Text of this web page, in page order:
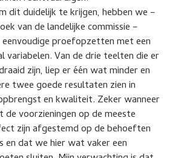
dit duidelijk te krijgen, hebben we –
van de landelijke commissie –
proefopzetten met een
variabelen. Van de drie teelten die er
zijn, liep er één wat minder en
twee goede resultaten zien in
en kwaliteit. Zeker wanneer
de voorzieningen op de meeste
zijn afgestemd op de behoeften
en dat we hier wat vaker een